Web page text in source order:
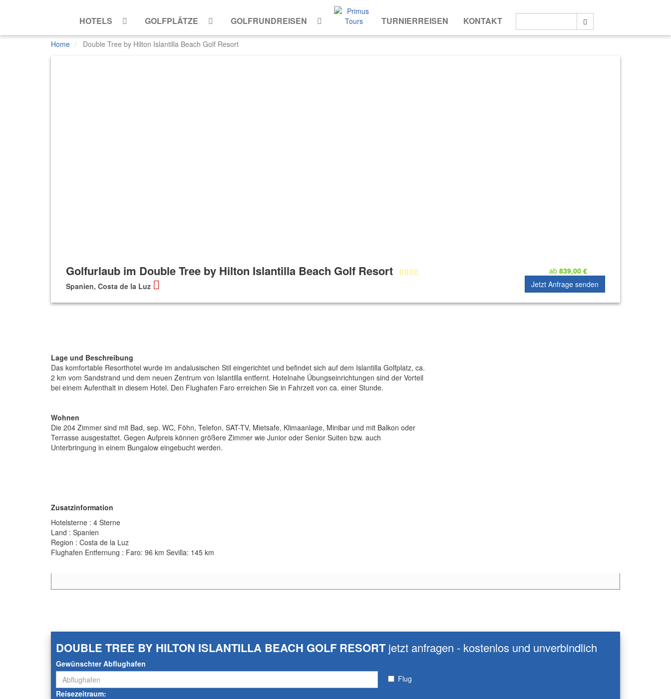
HOTELS GOLFPLÄTZE GOLFRUNDREISEN TURNIERREISEN KONTAKT Suche
Home Double Tree by Hilton Islantilla Beach Golf Resort
Golfurlaub im Double Tree by Hilton Islantilla Beach Golf Resort
Spanien, Costa de la Luz
ab 839,00 €
Jetzt Anfrage senden
Lage und Beschreibung
Das komfortable Resorthotel wurde im andalusischen Stil eingerichtet und befindet sich auf dem Islantilla Golfplatz, ca.
2 km vom Sandstrand und dem neuen Zentrum von Islantilla entfernt. Hotelnahe Übungseinrichtungen sind der Vorteil
bei einem Aufenthalt in diesem Hotel. Den Flughafen Faro erreichen Sie in Fahrzeit von ca. einer Stunde.
Wohnen
Die 204 Zimmer sind mit Bad, sep. WC, Föhn, Telefon, SAT-TV, Mietsafe, Klimaanlage, Minibar und mit Balkon oder
Terrasse ausgestattet. Gegen Aufpreis können größere Zimmer wie Junior oder Senior Suiten bzw. auch
Unterbringung in einem Bungalow eingebucht werden.
Zusatzinformation
Hotelsterne : 4 Sterne
Land : Spanien
Region : Costa de la Luz
Flughafen Entfernung : Faro: 96 km Sevilla: 145 km
DOUBLE TREE BY HILTON ISLANTILLA BEACH GOLF RESORTjetzt anfragen - kostenlos und unverbindlich
Gewünschter Abflughafen
Flug
Reisezeitraum: